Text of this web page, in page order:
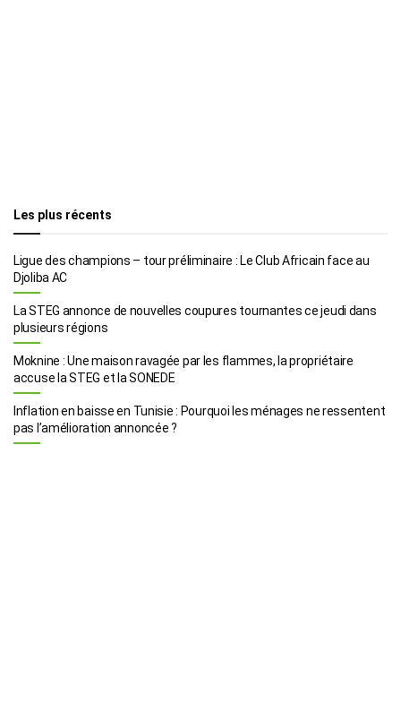
Les plus récents
Ligue des champions – tour préliminaire : Le Club Africain face au
Djoliba AC
La STEG annonce de nouvelles coupures tournantes ce jeudi dans
plusieurs régions
Moknine : Une maison ravagée par les flammes, la propriétaire
accuse la STEG et la SONEDE
Inflation en baisse en Tunisie : Pourquoi les ménages ne ressentent
pas l’amélioration annoncée ?